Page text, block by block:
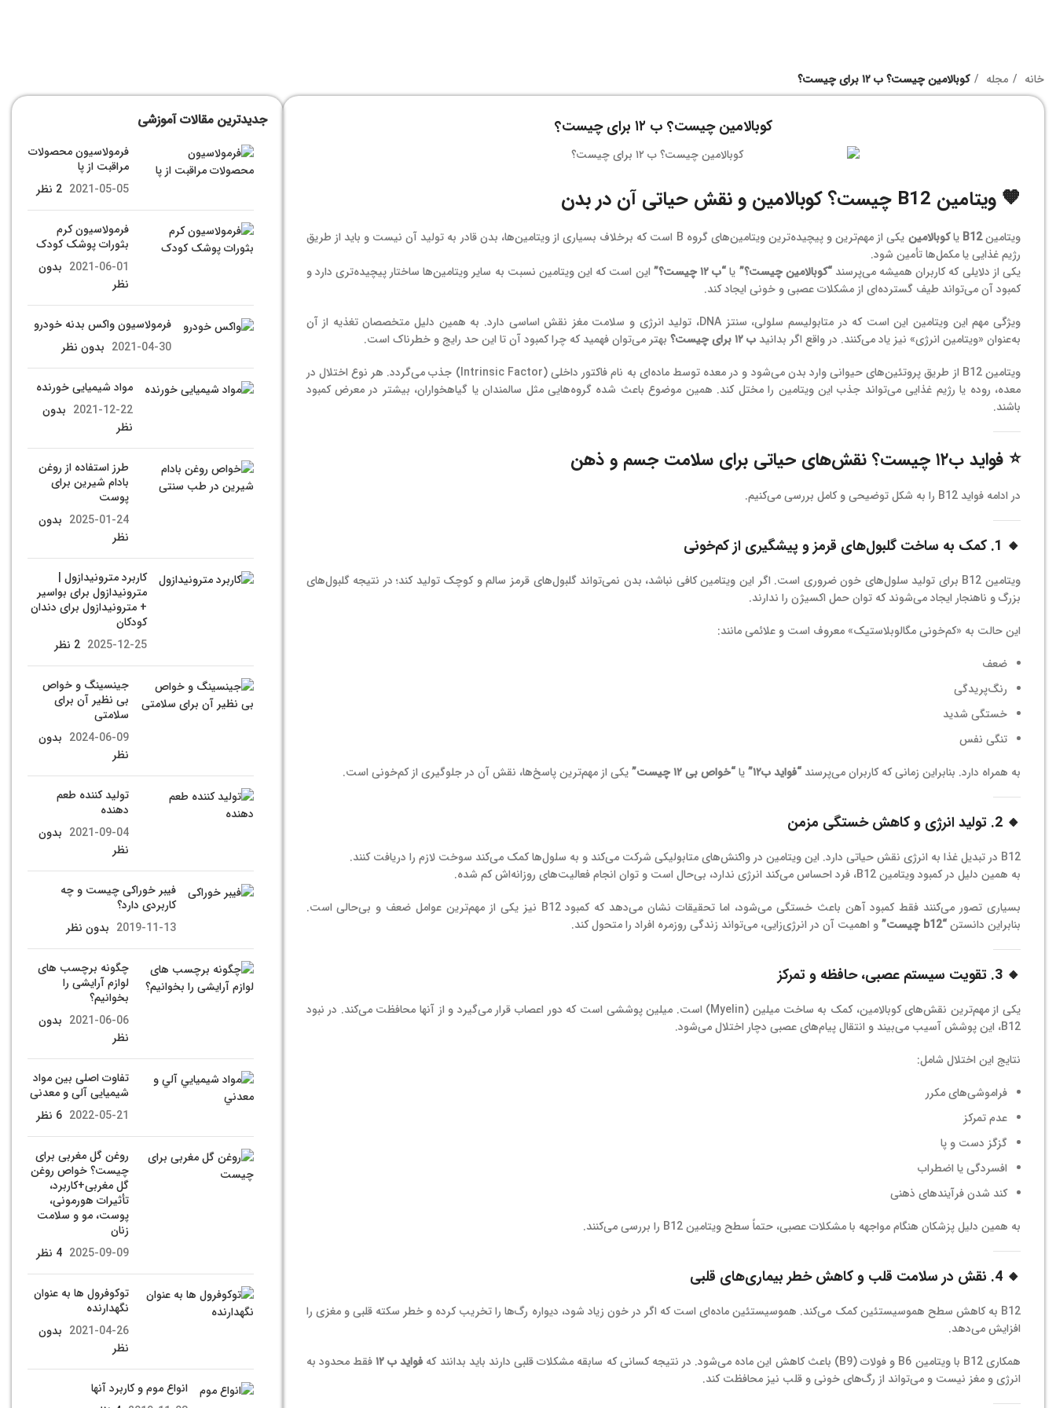
خانه مجله کوبالامین چیست؟ ب ۱۲ برای چیست؟
کوبالامین چیست؟ ب ۱۲ برای چیست؟
🧡 ویتامین B12 چیست؟ کوبالامین و نقش حیاتی آن در بدن
ویتامینB12 یاکوبالامین
یکی از مهم‌ترین و پیچیده‌ترین ویتامین‌های گروه B است که برخلاف بسیاری از ویتامین‌ها، بدن قادر به تولید آن نیست و باید از طریق
رژیم غذایی یا مکمل‌ها تأمین شود.
یکی از دلایلی که کاربران همیشه می‌پرسند“کوبالامین چیست؟” یا“ب ۱۲ چیست؟”
این است که این ویتامین نسبت به سایر ویتامین‌ها ساختار پیچیده‌تری دارد و
کمبود آن می‌تواند طیف گسترده‌ای از مشکلات عصبی و خونی ایجاد کند.
ویژگی مهم این ویتامین این است که در متابولیسم سلولی، سنتز DNA، تولید انرژی و سلامت مغز نقش اساسی دارد. به همین دلیل متخصصان تغذیه از آن
به‌عنوان «ویتامین انرژی» نیز یاد می‌کنند. در واقع اگر بدانید ب ۱۲ برای چیست؟
بهتر می‌توان فهمید که چرا کمبود آن تا این حد رایج و خطرناک است.
ویتامین B12 از طریق پروتئین‌های حیوانی وارد بدن می‌شود و در معده توسط ماده‌ای به نام فاکتور داخلی (Intrinsic Factor) جذب می‌گردد. هر نوع اختلال در
معده، روده یا رژیم غذایی می‌تواند جذب این ویتامین را مختل کند. همین موضوع باعث شده گروه‌هایی مثل سالمندان یا گیاهخواران، بیشتر در معرض کمبود
باشند.
⭐ فواید ب۱۲ چیست؟ نقش‌های حیاتی برای سلامت جسم و ذهن
در ادامه فواید B12 را به شکل توضیحی و کامل بررسی می‌کنیم.
🔸 1. کمک به ساخت گلبول‌های قرمز و پیشگیری از کم‌خونی
ویتامین B12 برای تولید سلول‌های خون ضروری است. اگر این ویتامین کافی نباشد، بدن نمی‌تواند گلبول‌های قرمز سالم و کوچک تولید کند؛ در نتیجه گلبول‌های
بزرگ و ناهنجار ایجاد می‌شوند که توان حمل اکسیژن را ندارند.
این حالت به «کم‌خونی مگالوبلاستیک» معروف است و علائمی مانند:
ضعف
رنگ‌پریدگی
خستگی شدید
تنگی نفس
به همراه دارد. بنابراین زمانی که کاربران می‌پرسند “فواید ب۱۲” یا“خواص بی ۱۲ چیست” یکی از مهم‌ترین پاسخ‌ها، نقش آن در جلوگیری از کم‌خونی است.
🔸 2. تولید انرژی و کاهش خستگی مزمن
B12 در تبدیل غذا به انرژی نقش حیاتی دارد. این ویتامین در واکنش‌های متابولیکی شرکت می‌کند و به سلول‌ها کمک می‌کند سوخت لازم را دریافت کنند.
به همین دلیل در کمبود ویتامین B12، فرد احساس می‌کند انرژی ندارد، بی‌حال است و توان انجام فعالیت‌های روزانه‌اش کم شده.
بسیاری تصور می‌کنند فقط کمبود آهن باعث خستگی می‌شود، اما تحقیقات نشان می‌دهد که کمبود B12 نیز یکی از مهم‌ترین عوامل ضعف و بی‌حالی است.
بنابراین دانستن“b12 چیست” و اهمیت آن در انرژی‌زایی، می‌تواند زندگی روزمره افراد را متحول کند.
🔸 3. تقویت سیستم عصبی، حافظه و تمرکز
یکی از مهم‌ترین نقش‌های کوبالامین، کمک به ساخت میلین (Myelin) است. میلین پوششی است که دور اعصاب قرار می‌گیرد و از آنها محافظت می‌کند. در نبود
B12، این پوشش آسیب می‌بیند و انتقال پیام‌های عصبی دچار اختلال می‌شود.
نتایج این اختلال شامل:
فراموشی‌های مکرر
عدم تمرکز
گزگز دست و پا
افسردگی یا اضطراب
کند شدن فرآیندهای ذهنی
به همین دلیل پزشکان هنگام مواجهه با مشکلات عصبی، حتماً سطح ویتامین B12 را بررسی می‌کنند.
🔸 4. نقش در سلامت قلب و کاهش خطر بیماری‌های قلبی
B12 به کاهش سطح هموسیستئین کمک می‌کند. هموسیستئین ماده‌ای است که اگر در خون زیاد شود، دیواره رگ‌ها را تخریب کرده و خطر سکته قلبی و مغزی را
افزایش می‌دهد.
همکاری B12 با ویتامین B6 و فولات (B9) باعث کاهش این ماده می‌شود. در نتیجه کسانی که سابقه مشکلات قلبی دارند باید بدانند که
فواید ب ۱۲
فقط محدود به
انرژی و مغز نیست و می‌تواند از رگ‌های خونی و قلب نیز محافظت کند.
جدیدترین مقالات آموزشی
فرمولاسیون محصولات
مراقبت از پا
2021-05-05 2 نظر
فرمولاسیون کرم
بثورات پوشک کودک
2021-06-01 بدون
نظر
فرمولاسیون واکس بدنه خودرو
2021-04-30 بدون نظر
مواد شیمیایی خورنده
2021-12-22 بدون
نظر
طرز استفاده از روغن
بادام شیرین برای
پوست
2025-01-24 بدون
نظر
کاربرد مترونیدازول |
مترونیدازول برای بواسیر
+ مترونیدازول برای دندان
کودکان
2025-12-25 2 نظر
جینسینگ و خواص
بی نظیر آن برای
سلامتی
2024-06-09 بدون
نظر
تولید کننده طعم
دهنده
2021-09-04 بدون
نظر
فیبر خوراکی چیست و چه
کاربردی دارد؟
2019-11-13 بدون نظر
چگونه برچسب های
لوازم آرایشی را
بخوانیم؟
2021-06-06 بدون
نظر
تفاوت اصلی بین مواد
شیمیایی آلی و معدنی
2022-05-21 6 نظر
روغن گل مغربی برای
چیست؟ خواص روغن
گل مغربی+کاربرد،
تأثیرات هورمونی،
پوست، مو و سلامت
زنان
2025-09-09 4 نظر
توکوفرول ها به عنوان
نگهدارنده
2021-04-26 بدون
نظر
انواع موم و کاربرد آنها